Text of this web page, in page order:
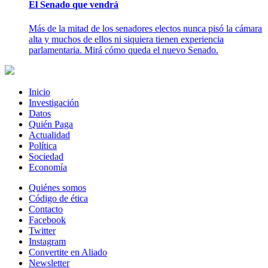
El Senado que vendrá
Más de la mitad de los senadores electos nunca pisó la cámara
alta y muchos de ellos ni siquiera tienen experiencia
parlamentaria. Mirá cómo queda el nuevo Senado.
Inicio
Investigación
Datos
Quién Paga
Actualidad
Política
Sociedad
Economía
Quiénes somos
Código de ética
Contacto
Facebook
Twitter
Instagram
Convertite en Aliado
Newsletter